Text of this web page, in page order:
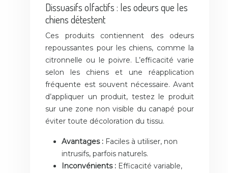
Dissuasifs olfactifs : les odeurs que les
chiens détestent
Ces produits contiennent des odeurs
repoussantes pour les chiens, comme la
citronnelle ou le poivre. L’efficacité varie
selon les chiens et une réapplication
fréquente est souvent nécessaire. Avant
d’appliquer un produit, testez le produit
sur une zone non visible du canapé pour
éviter toute décoloration du tissu.
Avantages : Faciles à utiliser, non
intrusifs, parfois naturels.
Inconvénients : Efficacité variable,